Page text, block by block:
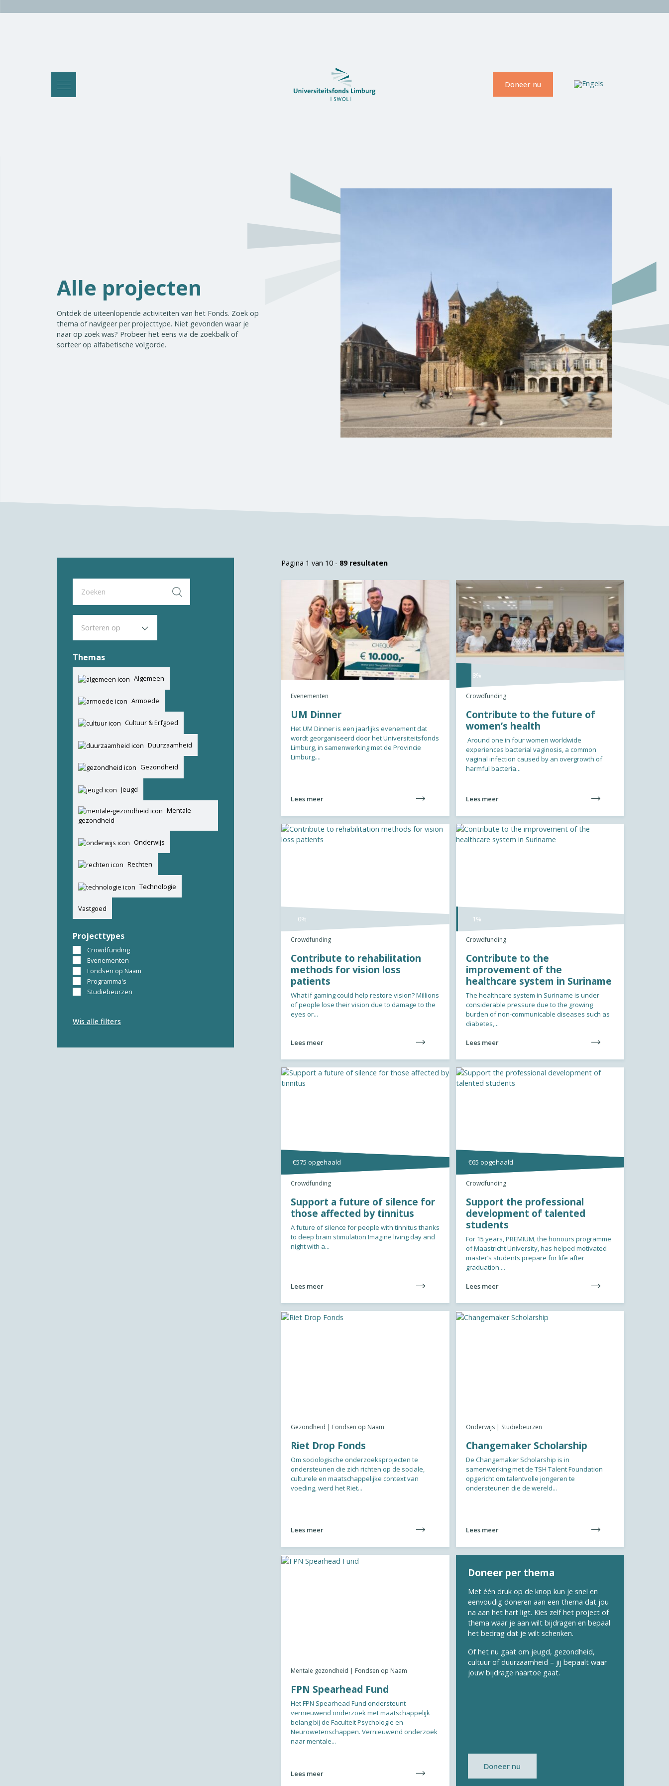
Doneer nu
Alle projecten
Ontdek de uiteenlopende activiteiten van het Fonds. Zoek op
thema of navigeer per projecttype. Niet gevonden waar je
naar op zoek was? Probeer het eens via de zoekbalk of
sorteer op alfabetische volgorde.
Themas
Algemeen
Armoede
Cultuur & Erfgoed
Duurzaamheid
Gezondheid
Jeugd
Mentale
gezondheid
Onderwijs
Rechten
Technologie
Vastgoed
Projecttypes
Crowdfunding
Evenementen
Fondsen op Naam
Programma's
Studiebeurzen
Wis alle filters
Pagina 1 van 10 - 89 resultaten
Evenementen
UM Dinner
Het UM Dinner is een jaarlijks evenement dat
wordt georganiseerd door het Universiteitsfonds
Limburg, in samenwerking met de Provincie
Limburg....
Lees meer
Crowdfunding
8%
Contribute to the future of
women’s health
Around one in four women worldwide
experiences bacterial vaginosis, a common
vaginal infection caused by an overgrowth of
harmful bacteria...
Lees meer
Crowdfunding
0%
Contribute to rehabilitation
methods for vision loss
patients
What if gaming could help restore vision? Millions
of people lose their vision due to damage to the
eyes or...
Lees meer
Crowdfunding
1%
Contribute to the
improvement of the
healthcare system in Suriname
The healthcare system in Suriname is under
considerable pressure due to the growing
burden of non‑communicable diseases such as
diabetes,...
Lees meer
Crowdfunding
€575 opgehaald
Support a future of silence for
those affected by tinnitus
A future of silence for people with tinnitus thanks
to deep brain stimulation Imagine living day and
night with a...
Lees meer
Crowdfunding
€65 opgehaald
Support the professional
development of talented
students
For 15 years, PREMIUM, the honours programme
of Maastricht University, has helped motivated
master’s students prepare for life after
graduation....
Lees meer
Gezondheid | Fondsen op Naam
Riet Drop Fonds
Om sociologische onderzoeksprojecten te
ondersteunen die zich richten op de sociale,
culturele en maatschappelijke context van
voeding, werd het Riet...
Lees meer
Onderwijs | Studiebeurzen
Changemaker Scholarship
De Changemaker Scholarship is in
samenwerking met de TSH Talent Foundation
opgericht om talentvolle jongeren te
ondersteunen die de wereld...
Lees meer
Mentale gezondheid | Fondsen op Naam
FPN Spearhead Fund
Het FPN Spearhead Fund ondersteunt
vernieuwend onderzoek met maatschappelijk
belang bij de Faculteit Psychologie en
Neurowetenschappen. Vernieuwend onderzoek
naar mentale...
Lees meer
Doneer per thema
Met één druk op de knop kun je snel en
eenvoudig doneren aan een thema dat jou
na aan het hart ligt. Kies zelf het project of
thema waar je aan wilt bijdragen en bepaal
het bedrag dat je wilt schenken.
Of het nu gaat om jeugd, gezondheid,
cultuur of duurzaamheid – jij bepaalt waar
jouw bijdrage naartoe gaat.
Doneer nu